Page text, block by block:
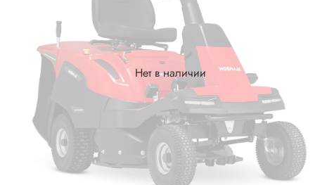
Нет в наличии